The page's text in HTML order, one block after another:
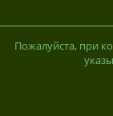
Пожалуйста, при